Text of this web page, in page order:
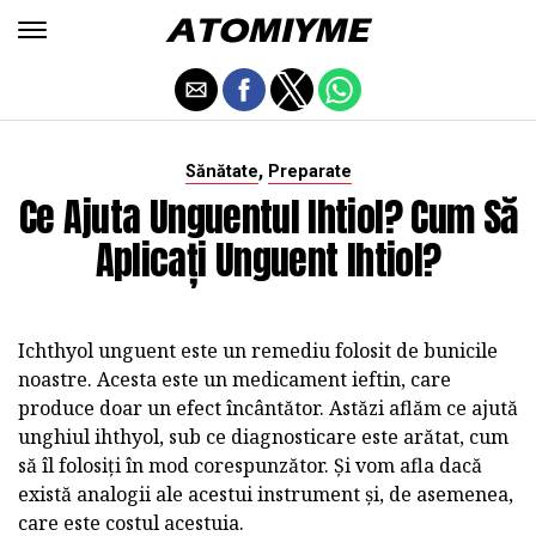
Sănătate, Preparate
Ce Ajuta Unguentul Ihtiol? Cum Să
Aplicați Unguent Ihtiol?
Ichthyol unguent este un remediu folosit de bunicile
noastre. Acesta este un medicament ieftin, care
produce doar un efect încântător. Astăzi aflăm ce ajută
unghiul ihthyol, sub ce diagnosticare este arătat, cum
să îl folosiți în mod corespunzător. Și vom afla dacă
există analogii ale acestui instrument și, de asemenea,
care este costul acestuia.